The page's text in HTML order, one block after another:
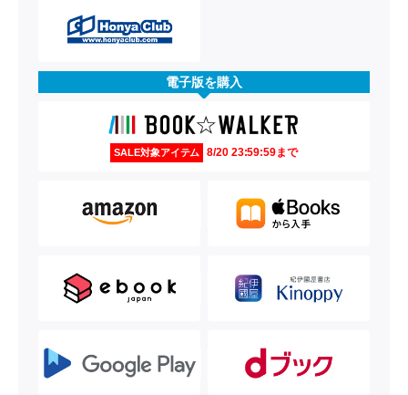
電子版を購入
SALE対象アイテム 8/20 23:59:59まで